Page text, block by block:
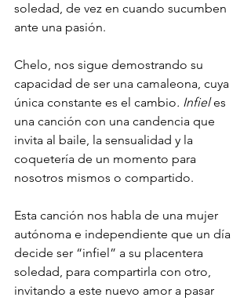
soledad, de vez en cuando sucumben
ante una pasión.
Chelo, nos sigue demostrando su
capacidad de ser una camaleona, cuya
única constante es el cambio. Infiel es
una canción con una candencia que
invita al baile, la sensualidad y la
coquetería de un momento para
nosotros mismos o compartido.
Esta canción nos habla de una mujer
autónoma e independiente que un día
decide ser “infiel” a su placentera
soledad, para compartirla con otro,
invitando a este nuevo amor a pasar